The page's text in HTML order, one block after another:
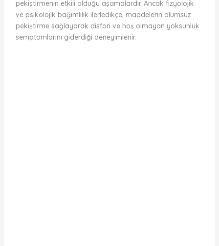
pekiştirmenin etkili olduğu aşamalardır. Ancak fizyolojik
ve psikolojik bağımlılık ilerledikçe, maddelerin olumsuz
pekiştirme sağlayarak disfori ve hoş olmayan yoksunluk
semptomlarını giderdiği deneyimlenir.